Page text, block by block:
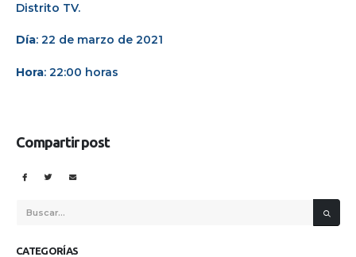
Distrito TV.
Día: 22 de marzo de 2021
Hora: 22:00 horas
Compartir post
CATEGORÍAS